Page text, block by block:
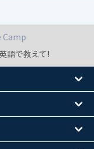
Camp
語で教えて!